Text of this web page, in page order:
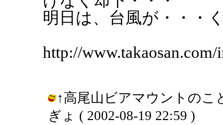
明日は、台風が・・・
http://www.takaosan.com/
↑高尾山ビアマウントの
ぎょ ( 2002-08-19 22:59 )